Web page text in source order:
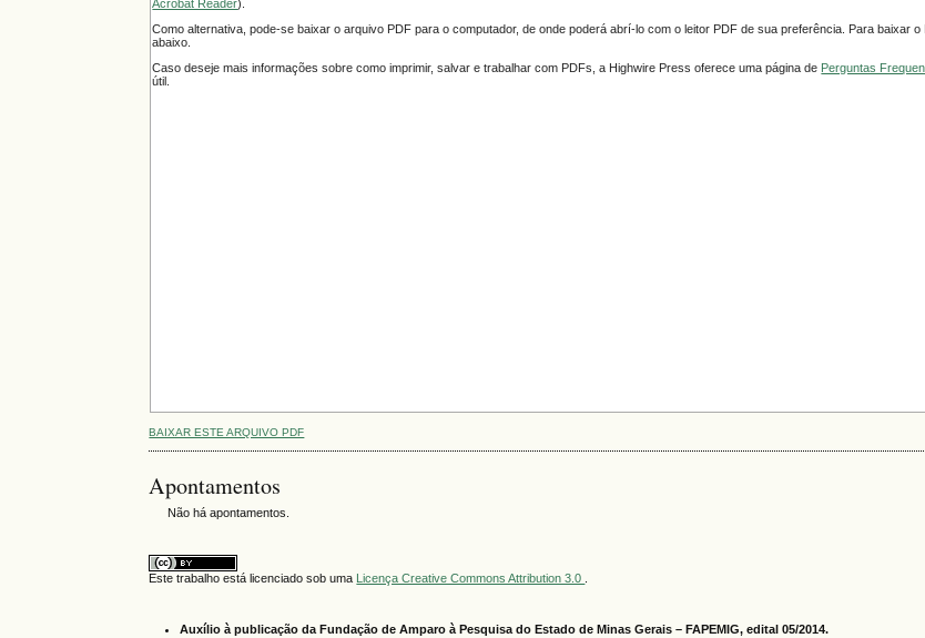
Acrobat Reader).
Como alternativa, pode-se baixar o arquivo PDF para o computador, de onde poderá abrí-lo com o leitor PDF de sua preferência. Para baixar o
abaixo.
Caso deseje mais informações sobre como imprimir, salvar e trabalhar com PDFs, a Highwire Press oferece uma página de Perguntas
útil.
BAIXAR ESTE ARQUIVO PDF
Apontamentos
Não há apontamentos.
Este trabalho está licenciado sob uma Licença Creative Commons Attribution 3.0
Auxílio à publicação da Fundação de Amparo à Pesquisa do Estado de Minas Gerais – FAPEMIG, edital 05/2014.